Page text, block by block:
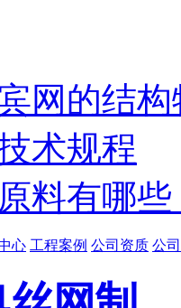
网的结构
术规程
料有哪些
心 工程案例 公司资质 公